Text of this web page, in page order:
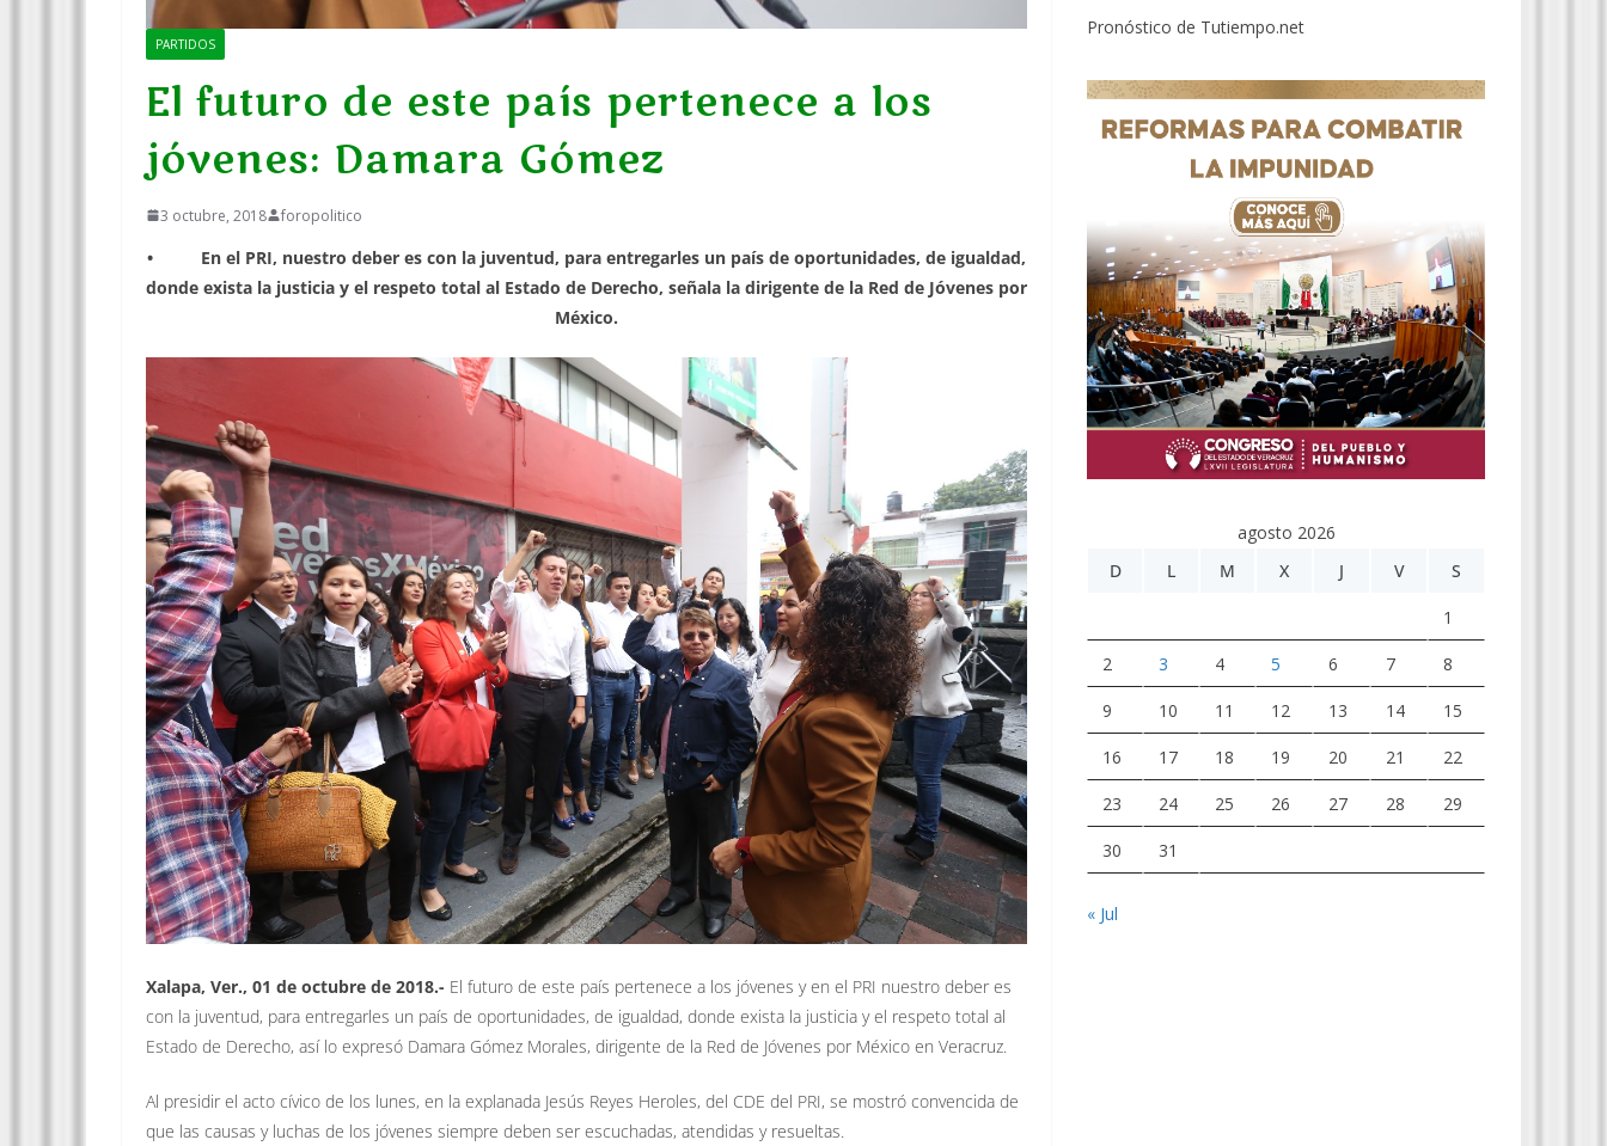
PARTIDOS
El futuro de este país pertenece a los
jóvenes: Damara Gómez
3 octubre, 2018 foropolitico
• En el PRI, nuestro deber es con la juventud, para entregarles un país de oportunidades, de igualdad,
donde exista la justicia y el respeto total al Estado de Derecho, señala la dirigente de la Red de Jóvenes por
México.
Xalapa, Ver., 01 de octubre de 2018.- El futuro de este país pertenece a los jóvenes y en el PRI nuestro deber es
con la juventud, para entregarles un país de oportunidades, de igualdad, donde exista la justicia y el respeto total al
Estado de Derecho, así lo expresó Damara Gómez Morales, dirigente de la Red de Jóvenes por México en Veracruz.
Al presidir el acto cívico de los lunes, en la explanada Jesús Reyes Heroles, del CDE del PRI, se mostró convencida de
que las causas y luchas de los jóvenes siempre deben ser escuchadas, atendidas y resueltas.
Pronóstico de Tutiempo.net
agosto 2026
D
L M X J V S
1
2 3 4 5 6 7 8
9 10 11 12 13 14 15
16 17 18 19 20 21 22
23 24 25 26 27 28 29
30 31
« Jul